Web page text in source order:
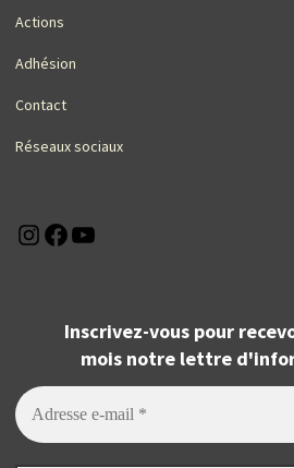
Actions
Adhésion
Contact
Réseaux sociaux
Instagram
Facebook
Inscrivez-vous pour
mois notre lettre